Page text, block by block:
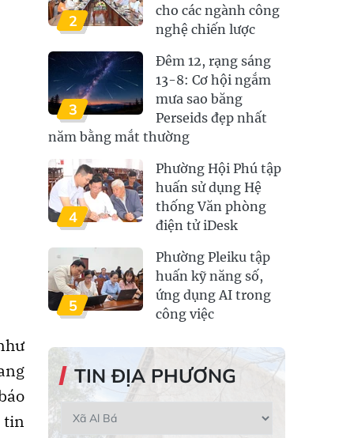
tin
2
cho các ngành công
nghệ chiến lược
3
Đêm 12, rạng sáng
13-8: Cơ hội ngắm
mưa sao băng
Perseids đẹp nhất
năm bằng mắt thường
4
Phường Hội Phú tập
huấn sử dụng Hệ
thống Văn phòng
điện tử iDesk
5
Phường Pleiku tập
huấn kỹ năng số,
ứng dụng AI trong
công việc
TIN ĐỊA PHƯƠNG